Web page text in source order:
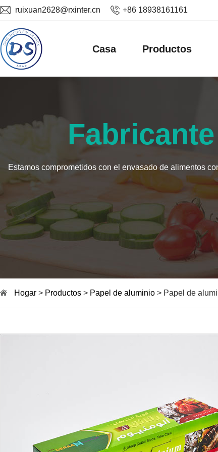
ruixuan2628@rxinter.cn +86 18938161161
Casa Productos
Estamos comprometidos con el envasado de alimentos
Hogar > Productos > Papel de aluminio > Papel de